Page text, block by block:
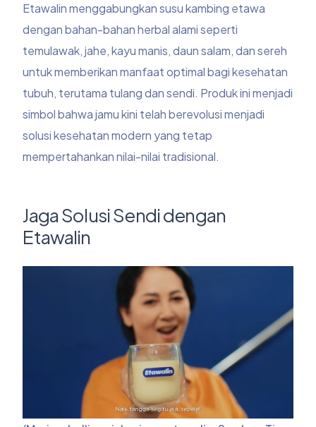
Etawalin menggabungkan susu kambing etawa
dengan bahan-bahan herbal alami seperti
temulawak, jahe, kayu manis, daun salam, dan sereh
untuk memberikan manfaat optimal bagi kesehatan
tubuh, terutama tulang dan sendi. Produk ini menjadi
simbol bahwa jamu kini telah berevolusi menjadi
solusi kesehatan modern yang tetap
mempertahankan nilai-nilai tradisional.
Jaga Solusi Sendi dengan
Etawalin